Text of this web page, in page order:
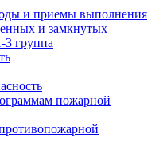
и приемы выполнения
и замкнутых
3 группа
пожарной